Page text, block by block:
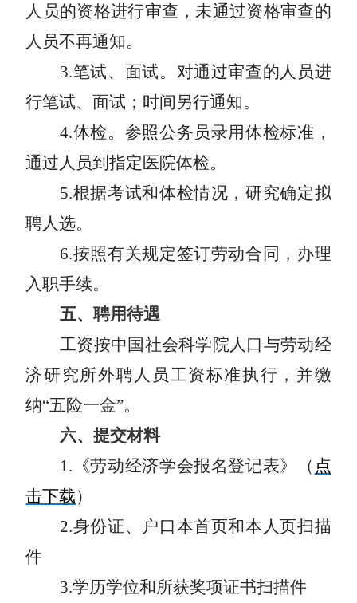
人员的资格进行审查，未通过资格审查的
人员不再通知。
3.笔试、面试。对通过审查的人员进
行笔试、面试；时间另行通知。
4.体检。参照公务员录用体检标准，
通过人员到指定医院体检。
5.根据考试和体检情况，研究确定拟
聘人选。
6.按照有关规定签订劳动合同，办理
入职手续。
五、聘用待遇
工资按中国社会科学院人口与劳动经
济研究所外聘人员工资标准执行，并缴
纳“五险一金”。
六、提交材料
1.《劳动经济学会报名登记表》（ 点
击下载）
2.身份证、户口本首页和本人页扫描
件
3.学历学位和所获奖项证书扫描件